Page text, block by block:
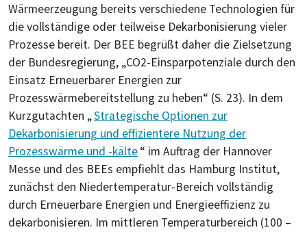
Wärmeerzeugung bereits verschiedene Technologien für
die vollständige oder teilweise Dekarbonisierung vieler
Prozesse bereit. Der BEE begrüßt daher die Zielsetzung
der Bundesregierung, „CO2-Einsparpotenziale durch den
Einsatz Erneuerbarer Energien zur
Prozesswärmebereitstellung zu heben“ (S. 23). In dem
Kurzgutachten „Strategische Optionen zur
Dekarbonisierung und effizientere Nutzung der
Prozesswärme und -kälte“ im Auftrag der Hannover
Messe und des BEEs empfiehlt das Hamburg Institut,
zunächst den Niedertemperatur-Bereich vollständig
durch Erneuerbare Energien und Energieeffizienz zu
dekarbonisieren. Im mittleren Temperaturbereich (100 –